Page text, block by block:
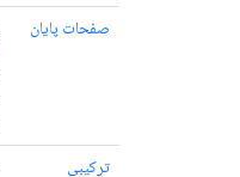
صفحات پایان
ترکیبی